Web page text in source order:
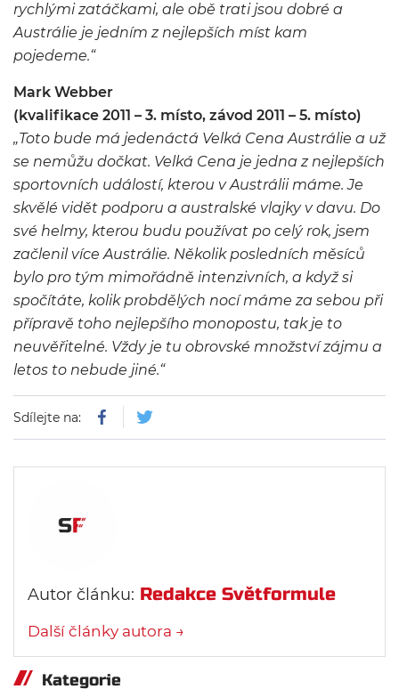
rychlými zatáčkami, ale obě trati jsou dobré a
Austrálie je jedním z nejlepších míst kam
pojedeme.“
Mark Webber
(kvalifikace 2011 – 3. místo, závod 2011 – 5. místo)
„Toto bude má jedenáctá Velká Cena Austrálie a už
se nemůžu dočkat. Velká Cena je jedna z nejlepších
sportovních událostí, kterou v Austrálii máme. Je
skvělé vidět podporu a australské vlajky v davu. Do
své helmy, kterou budu používat po celý rok, jsem
začlenil více Austrálie. Několik posledních měsíců
bylo pro tým mimořádně intenzivních, a když si
spočítáte, kolik probdělých nocí máme za sebou při
přípravě toho nejlepšího monopostu, tak je to
neuvěřitelné. Vždy je tu obrovské množství zájmu a
letos to nebude jiné.“
Sdílejte na:
Autor článku: Redakce Světformule
Další články autora →
Kategorie